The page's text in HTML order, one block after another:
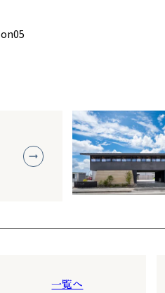
一覧へ